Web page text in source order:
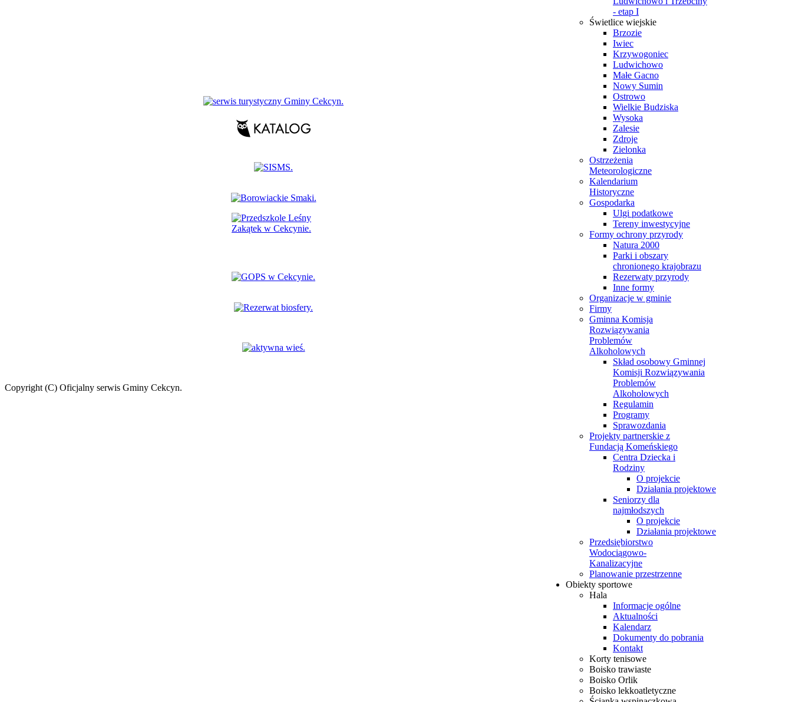
- etap I
Świetlice wiejskie
Brzozie
Iwiec
Krzywogoniec
Ludwichowo
Małe Gacno
Nowy Sumin
Ostrowo
Wielkie Budziska
Wysoka
Zalesie
Zdroje
Zielonka
Ostrzeżenia
Meteorologiczne
Kalendarium
Historyczne
Gospodarka
Ulgi podatkowe
Tereny inwestycyjne
Formy ochrony przyrody
Natura 2000
Parki i obszary
chronionego krajobrazu
Rezerwaty przyrody
Inne formy
Organizacje w gminie
Firmy
Gminna Komisja
Rozwiązywania
Problemów
Alkoholowych
Skład osobowy Gminnej
Komisji Rozwiązywania
Problemów
Alkoholowych
Regulamin
Programy
Sprawozdania
Projekty partnerskie z
Fundacją Komeńskiego
Centra Dziecka i
Rodziny
O projekcie
Działania projektowe
Seniorzy dla
najmłodszych
O projekcie
Działania projektowe
Przedsiębiorstwo
Wodociągowo-
Kanalizacyjne
Planowanie przestrzenne
Obiekty sportowe
Hala
Informacje ogólne
Aktualności
Kalendarz
Dokumenty do pobrania
Kontakt
Korty tenisowe
Boisko trawiaste
Boisko Orlik
Boisko lekkoatletyczne
Copyright (C) Oficjalny serwis Gminy Cekcyn.